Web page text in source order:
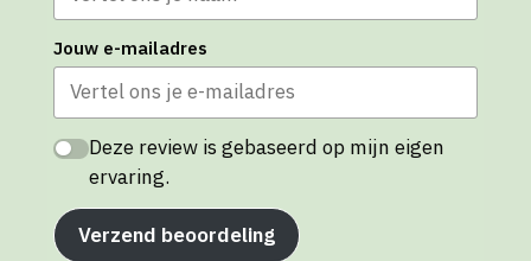
Jouw e-mailadres
Deze review is gebaseerd op mijn eigen
ervaring.
Verzend beoordeling